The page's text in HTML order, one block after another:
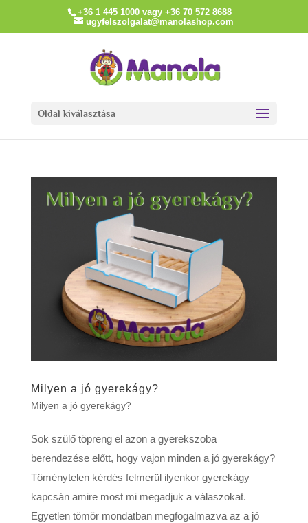
+36 1 445 1000 vagy +36 70 572 8688
ugyfelszolgalat@manolashop.com
Oldal kiválasztása
Milyen a jó gyerekágy?
Milyen a jó gyerekágy?
Sok szülő töpreng el azon a gyerekszoba
berendezése előtt, hogy vajon minden a jó gyerekágy?
Töménytelen kérdés felmerül ilyenkor gyerekágy
kapcsán amire most mi megadjuk a válaszokat.
Egyetlen tömör mondatban megfogalmazva az a jó